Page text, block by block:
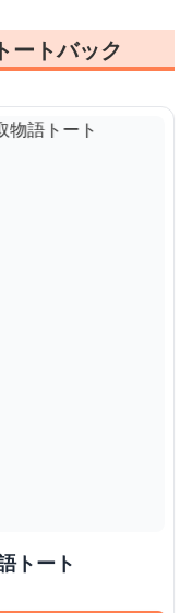
ートバック
トート